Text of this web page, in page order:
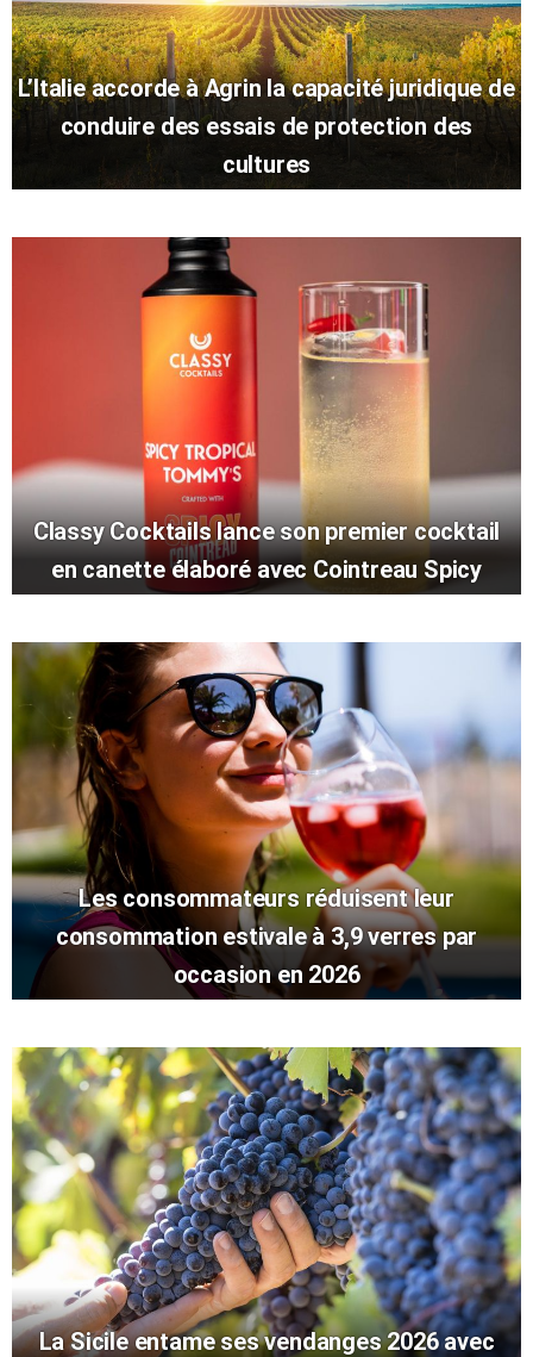
L’Italie accorde à Agrin la capacité juridique de
conduire des essais de protection des
cultures
Classy Cocktails lance son premier cocktail
en canette élaboré avec Cointreau Spicy
Les consommateurs réduisent leur
consommation estivale à 3,9 verres par
occasion en 2026
La Sicile entame ses vendanges 2026 avec